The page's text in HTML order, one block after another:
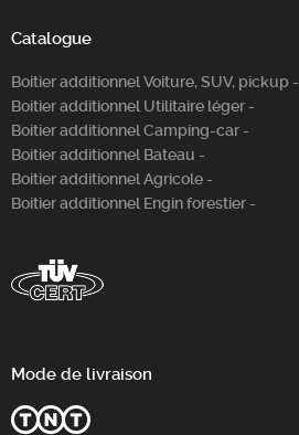
Catalogue
Boitier additionnel Voiture, SUV, pickup -
Boitier additionnel Utilitaire léger -
Boitier additionnel Camping-car -
Boitier additionnel Bateau -
Boitier additionnel Agricole -
Boitier additionnel Engin forestier -
Mode de livraison